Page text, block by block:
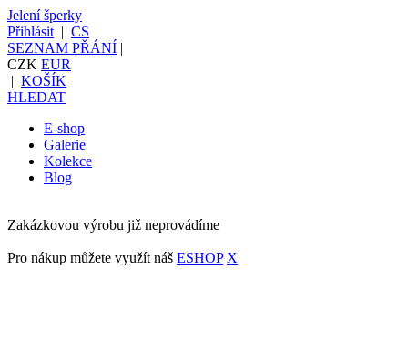
Jelení šperky
Přihlásit | CS
SEZNAM PŘÁNÍ |
CZK EUR
| KOŠÍK
HLEDAT
E-shop
Galerie
Kolekce
Blog
Zakázkovou výrobu již neprovádíme
Pro nákup můžete využít náš ESHOP X